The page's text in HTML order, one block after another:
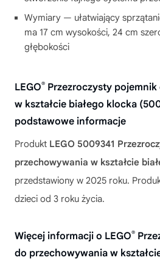
Wymiary — ułatwiający
ma 17 cm wysokości, 24 cm
głębokości
LEGO® Przezroczysty
w kształcie białego klocka
podstawowe informacje
Produkt LEGO 5009341
przechowywania w kształcie
przedstawiony w 2025 roku.
dzieci od 3 roku życia.
Więcej informacji o LEGO®
do przechowywania w